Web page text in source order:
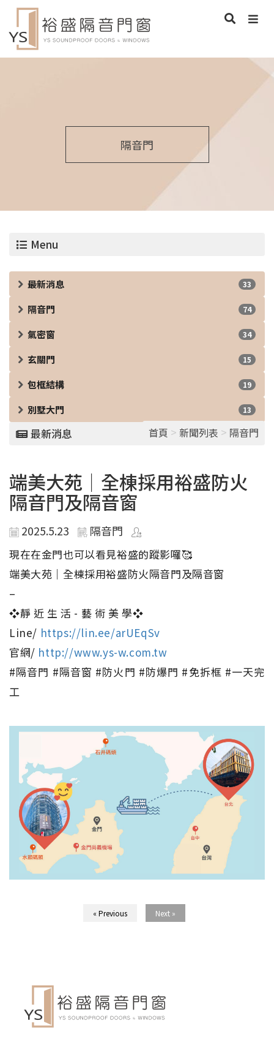
隔音門
Menu
最新消息 33
隔音門 74
氣密窗 34
玄關門 15
包框結構 19
別墅大門 13
最新消息 首頁 > 新聞列表 > 隔音門
端美大苑｜全棟採用裕盛防火
隔音門及隔音窗
2025.5.23 隔音門
現在在金門也可以看見裕盛的蹤影囉🥰
端美大苑｜全棟採用裕盛防火隔音門及隔音窗
–
❖靜 近 生 活 - 藝 術 美 學❖
Line/ https://lin.ee/arUEqSv
官網/ http://www.ys-w.com.tw
#隔音門 #隔音窗 #防火門 #防爆門 #免拆框 #一天完
工
« Previous Next »